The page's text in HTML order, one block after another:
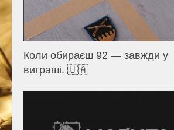
Коли обираєш 92 — завжди у
виграші. 🇺🇦